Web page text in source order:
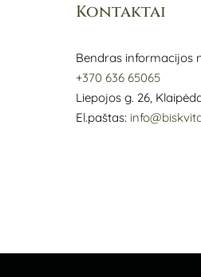
Kontaktai
Bendras informacijos
+370 636 65065
Liepojos g. 26,
El.paštas: